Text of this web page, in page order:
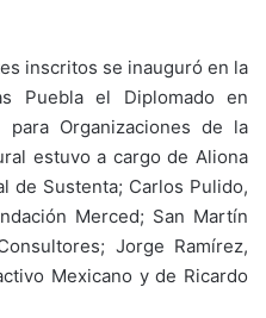
inscritos se inauguró en la
Puebla el Diplomado en
Organizaciones de la
estuvo a cargo de Aliona
de Sustenta; Carlos Pulido,
Merced; San Martín
Jorge Ramírez,
Mexicano y de Ricardo